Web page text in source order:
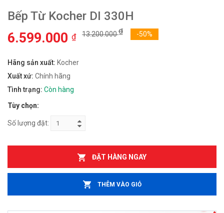
Bếp Từ Kocher DI 330H
6.599.000 ₫ 13.200.000₫ -50%
Hãng sản xuất: Kocher
Xuất xứ: Chính hãng
Tình trạng: Còn hàng
Tùy chọn:
Số lượng đặt:
ĐẶT HÀNG NGAY
THÊM VÀO GIỎ